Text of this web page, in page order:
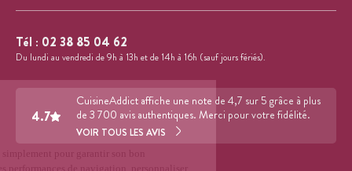
Tél : 02 38 85 04 62
Du lundi au vendredi de 9h à 13h et de 14h à 16h (sauf jours fériés).
4.7
CuisineAddict affiche une note de 4,7 sur 5 grâce à plus
de 3 700 avis authentiques. Merci pour votre fidélité.
VOIR TOUS LES AVIS